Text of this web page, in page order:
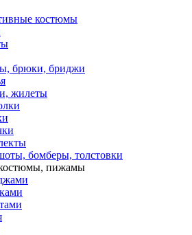
костюмы
брюки, бриджи
жилеты
бомберы, толстовки
пижамы